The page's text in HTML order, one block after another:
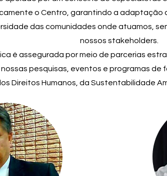
o Centro, garantindo a adaptação
das comunidades onde atuamos,
nossos stakeholders.
é assegurada por meio de parcerias
pesquisas, eventos e programas de
Direitos Humanos, da Sustentabilidade